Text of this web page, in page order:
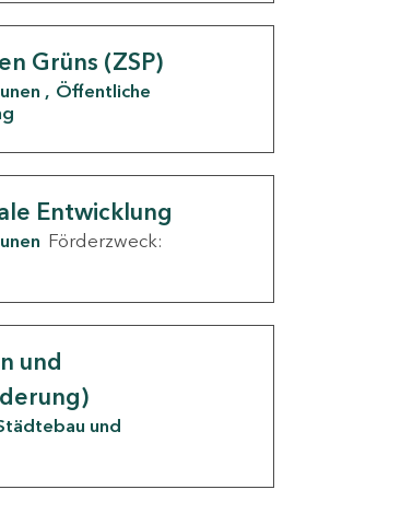
Grüns (ZSP)
Öffentliche
Entwicklung
Förderzweck:
und
und